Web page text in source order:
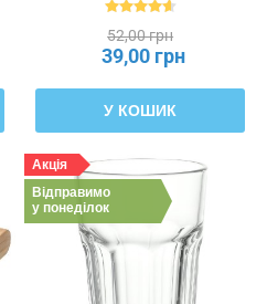
52,00 грн
39,00 грн
У КОШИК
Акція
Відправимо
у понеділок